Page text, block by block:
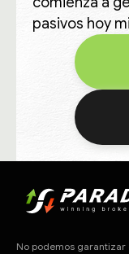
pasivos hoy
No podemos garantizar